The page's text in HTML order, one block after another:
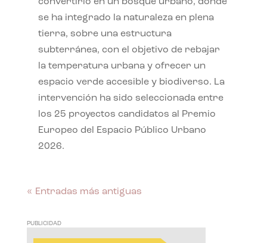
se ha integrado la naturaleza en plena
tierra, sobre una estructura
subterránea, con el objetivo de rebajar
la temperatura urbana y ofrecer un
espacio verde accesible y biodiverso. La
intervención ha sido seleccionada entre
los 25 proyectos candidatos al Premio
Europeo del Espacio Público Urbano
2026.
« Entradas más antiguas
PUBLICIDAD